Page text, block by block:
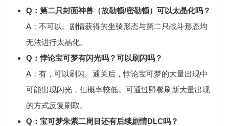
Q：第二只封面神兽（故勒顿/密勒顿）可以太晶化吗？
A： 不可以 。剧情获得的坐骑形态与第二只战斗形态均
无法进行太晶化。
Q：悖论宝可梦有闪光吗？可以刷闪吗？
A： 有，可以刷闪。通关后，悖论宝可梦的大量出现中
可能出现闪光，但概率较低。可通过野餐刷新大量出现
的方式反复刷取。
Q：宝可梦朱紫二周目还有后续剧情DLC吗？